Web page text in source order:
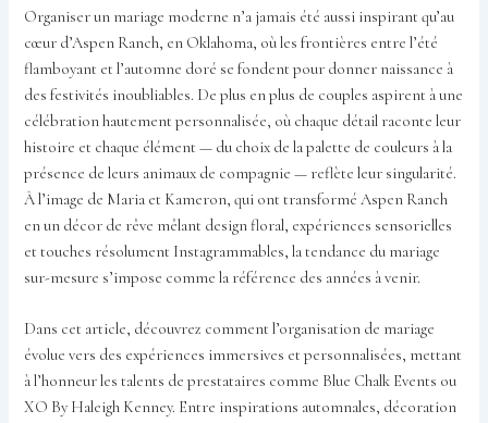
Organiser un mariage moderne n’a jamais été aussi inspirant qu’au
cœur d’Aspen Ranch, en Oklahoma, où les frontières entre l’été
flamboyant et l’automne doré se fondent pour donner naissance à
des festivités inoubliables. De plus en plus de couples aspirent à une
célébration hautement personnalisée, où chaque détail raconte leur
histoire et chaque élément — du choix de la palette de couleurs à la
présence de leurs animaux de compagnie — reflète leur singularité.
À l’image de Maria et Kameron, qui ont transformé Aspen Ranch
en un décor de rêve mêlant design floral, expériences sensorielles
et touches résolument Instagrammables, la tendance du mariage
sur-mesure s’impose comme la référence des années à venir.
Dans cet article, découvrez comment l’organisation de mariage
évolue vers des expériences immersives et personnalisées, mettant
à l’honneur les talents de prestataires comme Blue Chalk Events ou
XO By Haleigh Kenney. Entre inspirations automnales, décoration